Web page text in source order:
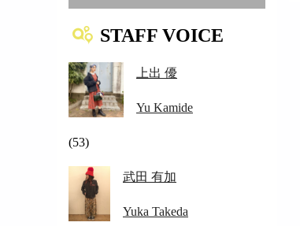
STAFF VOICE
上出 優
Yu Kamide
(53)
武田 有加
Yuka Takeda